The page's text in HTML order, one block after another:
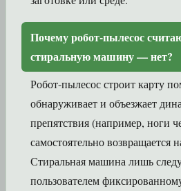
Почему робот-пылесос
стиральную машину — нет?
Робот-пылесос строит карту
обнаруживает и объезжает
препятствия (например, ноги
самостоятельно возвращается
Стиральная машина лишь
пользователем